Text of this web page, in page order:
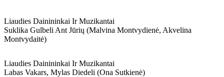
Liaudies Dainininkai Ir Muzikantai
Suklika Gulbeli Ant Jūrių (malvina Montvydienė, Akvelina
Montvydaitė)
Liaudies Dainininkai Ir Muzikantai
Labas Vakars, Mylas Diedeli (ona Sutkienė)